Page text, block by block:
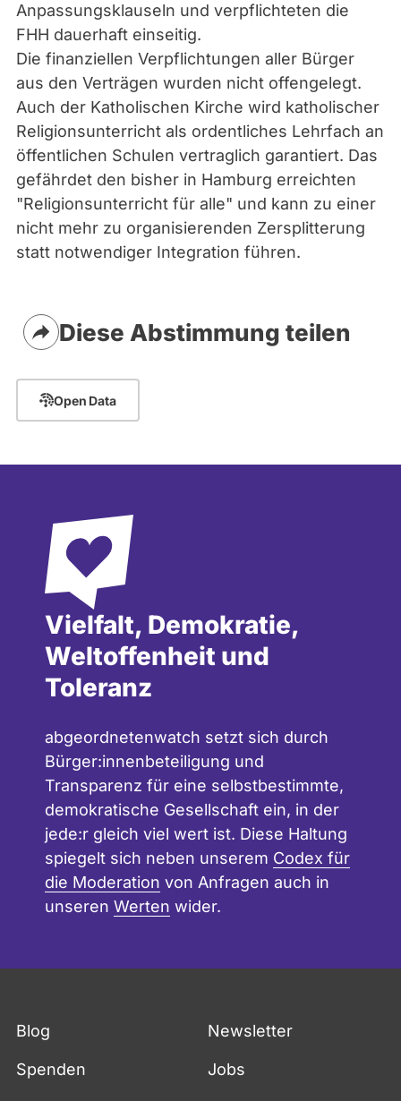
Anpassungsklauseln und verpflichteten die
FHH dauerhaft einseitig.
Die finanziellen Verpflichtungen aller Bürger
aus den Verträgen wurden nicht offengelegt.
Auch der Katholischen Kirche wird katholischer
Religionsunterricht als ordentliches Lehrfach an
öffentlichen Schulen vertraglich garantiert. Das
gefährdet den bisher in Hamburg erreichten
"Religionsunterricht für alle" und kann zu einer
nicht mehr zu organisierenden Zersplitterung
statt notwendiger Integration führen.
Diese Abstimmung teilen
Open Data
Vielfalt, Demokratie,
Weltoffenheit und
Toleranz
abgeordnetenwatch setzt sich durch
Bürger:innenbeteiligung und
Transparenz für eine selbstbestimmte,
demokratische Gesellschaft ein, in der
jede:r gleich viel wert ist. Diese Haltung
spiegelt sich neben unserem Codex für
die Moderation von Anfragen auch in
unseren Werten wider.
Blog Newsletter
Spenden Jobs